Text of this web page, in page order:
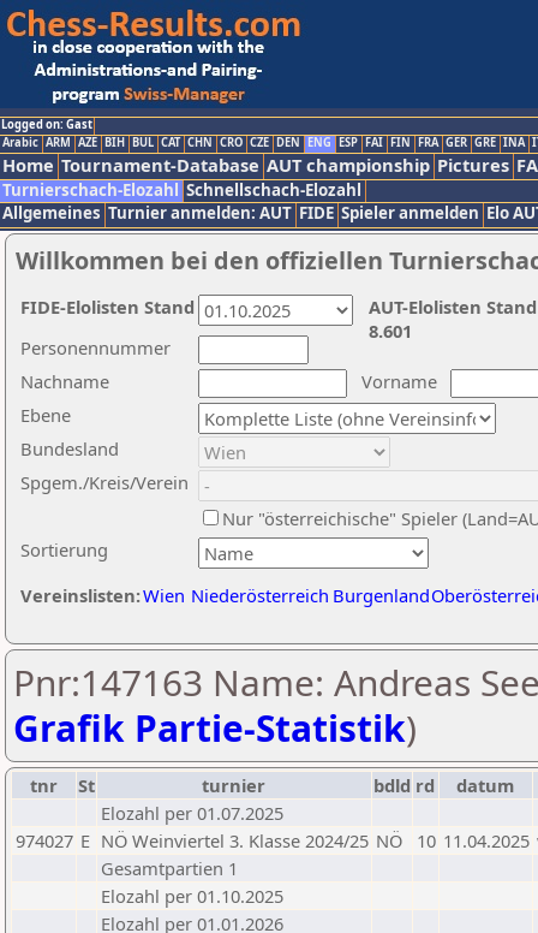
Logged on: Gast
Arabic ARM AZE BIH BUL CAT CHN CRO CZE DEN ENG ESP FAI FIN FRA GER GRE INA
Home Tournament-Database AUT championship Pictures
Turnierschach-Elozahl Schnellschach-Elozahl
Allgemeines Turnier anmelden: AUT FIDE Spieler anmelden Elo
Willkommen bei den offiziellen
Nachname
Vorname
Ebene
Sortierung
Personennummer
Bundesland
Spgem./Kreis/Verein
Nur "österreichische" Spieler
Vereinslisten:Wien Niederösterreich Burgenland
AUT-Elolisten
8.601
FIDE-Elolisten Stand
Pnr:147163 Name: Andreas
Grafik Partie-Statistik)
tnr St turnier bdld rd
datum
Elozahl per 01.07.2025
974027 E NÖ Weinviertel 3. Klasse 2024/25 NÖ 10 11.04.2025
Gesamtpartien 1
Elozahl per 01.10.2025
Elozahl per 01.01.2026